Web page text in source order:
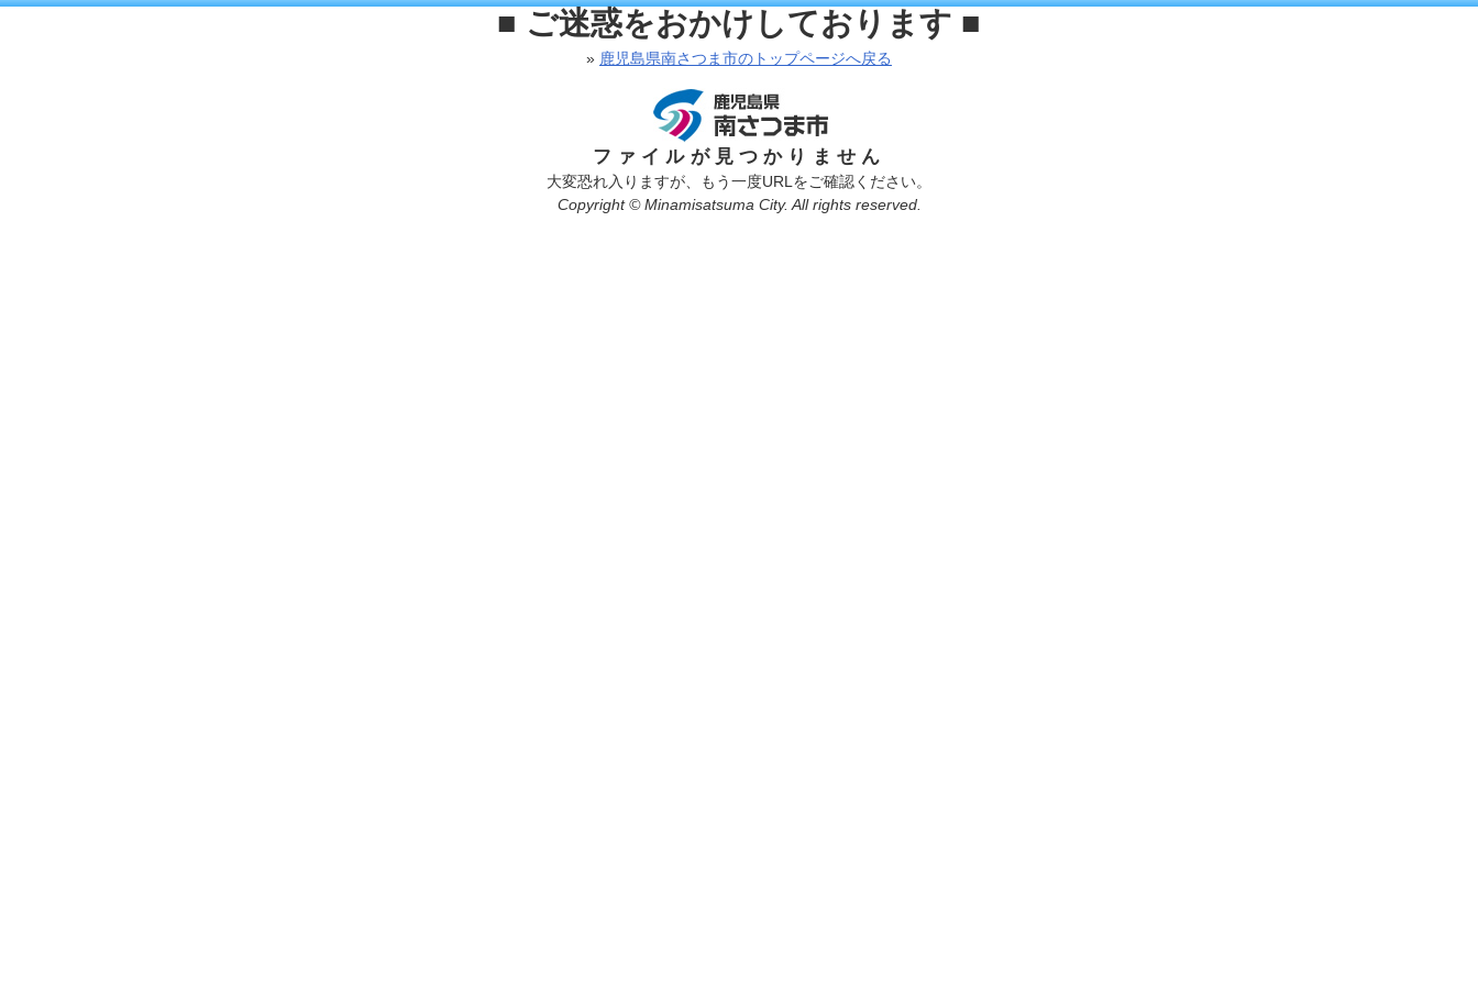
■ ご迷惑をおかけしております ■
» 鹿児島県南さつま市のトップページへ戻る
ファイルが見つかりません
大変恐れ入りますが、もう一度URLをご確認ください。
Copyright © Minamisatsuma City. All rights reserved.